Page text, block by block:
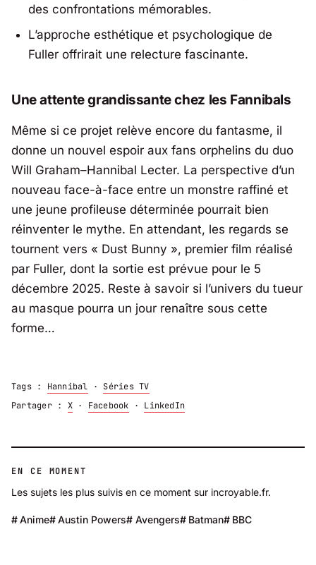
des confrontations mémorables.
L’approche esthétique et psychologique de
Fuller offrirait une relecture fascinante.
Une attente grandissante chez les Fannibals
Même si ce projet relève encore du fantasme, il
donne un nouvel espoir aux fans orphelins du duo
Will Graham–Hannibal Lecter. La perspective d’un
nouveau face-à-face entre un monstre raffiné et
une jeune profileuse déterminée pourrait bien
réinventer le mythe. En attendant, les regards se
tournent vers « Dust Bunny », premier film réalisé
par Fuller, dont la sortie est prévue pour le 5
décembre 2025. Reste à savoir si l’univers du tueur
au masque pourra un jour renaître sous cette
forme…
Tags : Hannibal · Séries TV
Partager : X· Facebook · LinkedIn
EN CE MOMENT
Les sujets les plus suivis en ce moment sur incroyable.fr.
Anime Austin Powers Avengers Batman BBC